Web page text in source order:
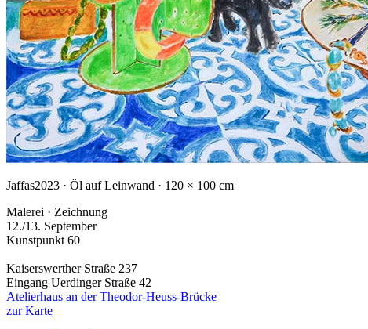
Jaffas2023 · Öl auf Leinwand · 120 × 100 cm
Malerei · Zeichnung
12./13. September
Kunstpunkt 60
Kaiserswerther Straße 237
Eingang Uerdinger Straße 42
Atelierhaus an der Theodor-Heuss-Brücke
zur Karte